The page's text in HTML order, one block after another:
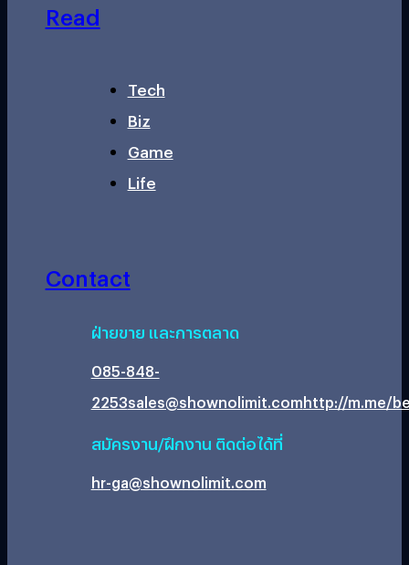
Read
Tech
Biz
Game
Life
Contact
ฝ่ายขาย และการตลาด
085-848-
2253sales@shownolimit.comhttp://m.me/
สมัครงาน/ฝึกงาน ติดต่อได้ที่
hr-ga@shownolimit.com